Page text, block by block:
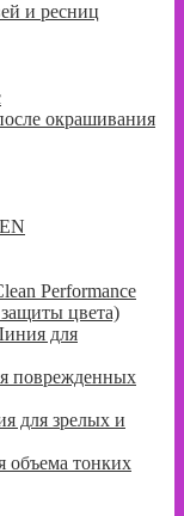
и ресниц
окрашивания
Performance
цвета)
для
поврежденных
для зрелых и
объема тонких